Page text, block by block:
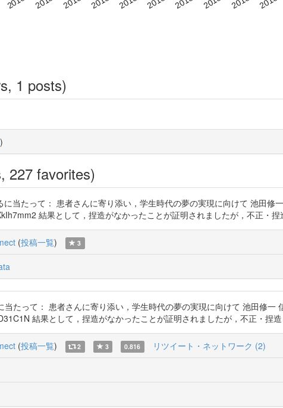
1 posts)
)
227 favorites)
当たって： 患者さんに寄り添い，学生時代の夢の実現に向けて 池田修
結果として，捏造がなかったことが証明されましたが，不正・
(投稿一覧) 3
たって： 患者さんに寄り添い，学生時代の夢の実現に向けて 池田修一
結果として，捏造がなかったことが証明されましたが，不正・捏
(投稿一覧) 2 3 0.816 リツイート・ネットワーク (2)